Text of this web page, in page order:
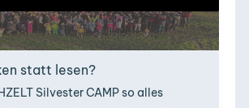
statt lesen?
Silvester CAMP so alles